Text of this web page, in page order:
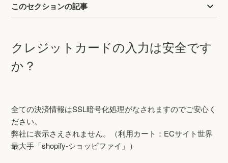
このセクションの記事
クレジットカードの入力は安全です
か？
全ての決済情報はSSL暗号化処理がなされますのでご安心く
ださい。
弊社に表示さえされません。（利用カート：ECサイト世界
最大手「shopify-ショッピファイ」）